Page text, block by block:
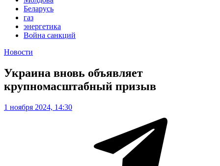
Беларусь
газ
энергетика
Война санкций
Новости
Украина вновь объявляет
крупномасштабный призыв
1 ноября 2024, 14:30